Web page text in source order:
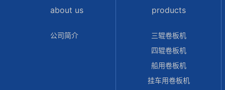
about us
公司简介
products
三辊卷板机
四辊卷板机
船用卷板机
挂车用卷板机